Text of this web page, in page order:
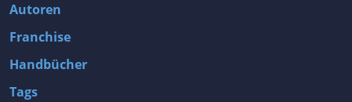
Autoren
Franchise
Handbücher
Tags